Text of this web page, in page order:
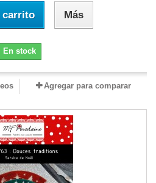
carrito Más
En stock
Agregar para comparar